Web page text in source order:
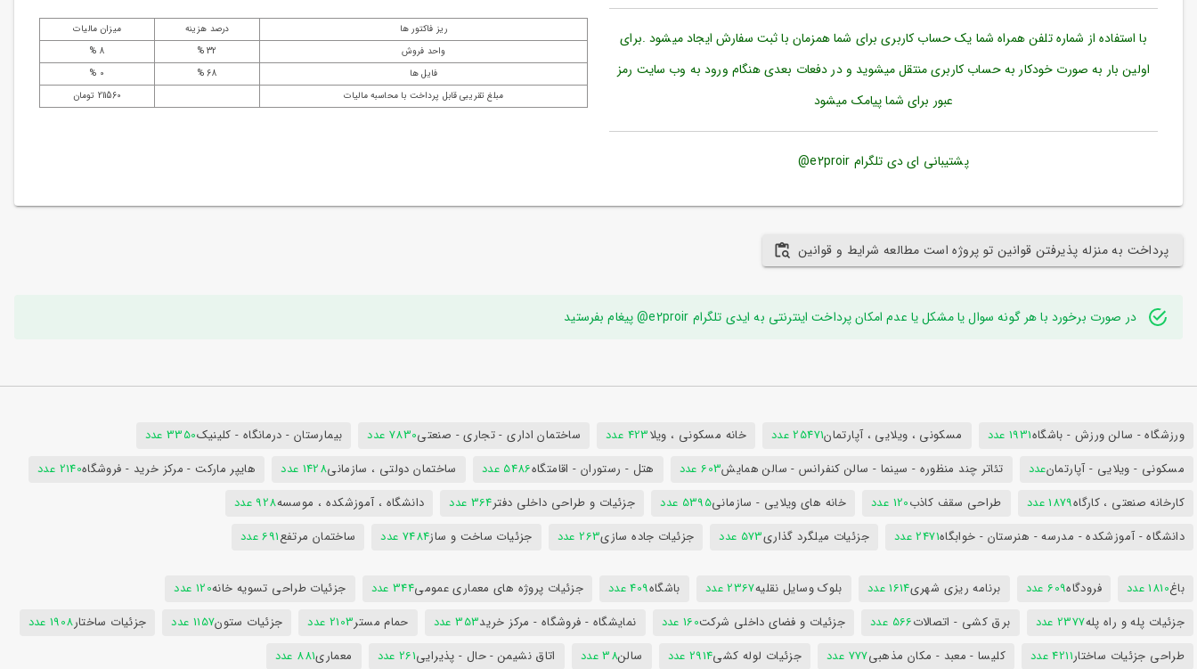
ثبت
بازیابی
رمز
علاقه
با استفاده از شماره تلفن همراه شما یک حساب کاربری برای شما همزمان با ثبت سفارش ایجاد میشود .برای
اولین بار به صورت خودکار به حساب کاربری منتقل میشوید و در دفعات بعدی هنگام ورود به وب سایت رمز
عبور برای شما پیامک میشود
پشتیبانی ای دی تلگرام e2proir@
ریز فاکتور ها درصد هزینه
میزان مالیات
واحد فروش
32 %
8 %
فایل ها
68 %
0 %
مبلغ تقریبی قابل پرداخت با محاسبه مالیات
211560 تومان
پرداخت به منزله پذیرفتن قوانین تو پروژه است مطالعه شرایط و قوانین
در صورت برخورد با هر گونه سوال یا مشکل یا عدم امکان پرداخت اینترنتی به ایدی تلگرام e2proir@ پیغام بفرستید
ورزشگاه - سالن ورزش - باشگاه1931 عدد مسکونی ، ویلایی ، آپارتمان25471 عدد خانه مسکونی ، ویلا423 عدد ساختمان اداری - تجاری - صنعتی7830 عدد بیمارستان - درمانگاه - کلینیک3350 عدد
مسکونی - ویلایی - آپارتمانعدد تئاتر چند منظوره - سینما - سالن کنفرانس - سالن همایش603 عدد هتل - رستوران - اقامتگاه5486 عدد ساختمان دولتی ، سازمانی1428 عدد هایپر مارکت - مرکز خرید - فروشگاه2140 عدد
کارخانه صنعتی ، کارگاه1879 عدد طراحی سقف کاذب120 عدد خانه های ویلایی - سازمانی5395 عدد جزئیات و طراحی داخلی دفتر364 عدد دانشگاه ، آموزشکده ، موسسه928 عدد
دانشگاه - آموزشکده - مدرسه - هنرستان - خوابگاه2471 عدد جزئیات میلگرد گذاری573 عدد جزئیات جاده سازی263 عدد جزئیات ساخت و ساز7484 عدد ساختمان مرتفع691 عدد
باغ1810 عدد فرودگاه609 عدد برنامه ریزی شهری1614 عدد بلوک وسایل نقلیه2367 عدد باشگاه409 عدد جزئیات پروژه های معماری عمومی344 عدد جزئیات طراحی تسویه خانه120 عدد
جزئیات پله و راه پله2377 عدد برق کشی - اتصالات566 عدد جزئیات و فضای داخلی شرکت160 عدد نمایشگاه - فروشگاه - مرکز خرید353 عدد حمام مستر2103 عدد جزئیات ستون1157 عدد جزئیات ساختار1908 عدد
طراحی جزئیات ساختار4211 عدد کلیسا - معبد - مکان مذهبی777 عدد جزئیات لوله کشی2914 عدد سالن38 عدد اتاق نشیمن - حال - پذیرایی261 عدد معماری881 عدد